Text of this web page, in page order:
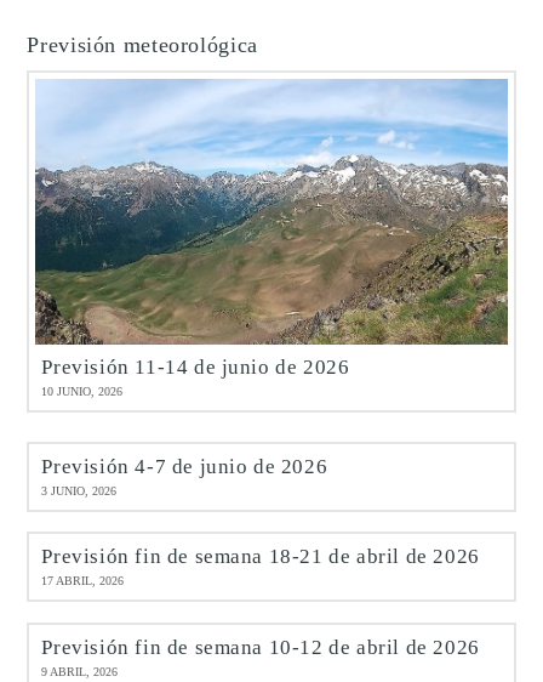
Previsión meteorológica
Previsión 11-14 de junio de 2026
10 JUNIO, 2026
Previsión 4-7 de junio de 2026
3 JUNIO, 2026
Previsión fin de semana 18-21 de abril de 2026
17 ABRIL, 2026
Previsión fin de semana 10-12 de abril de 2026
9 ABRIL, 2026